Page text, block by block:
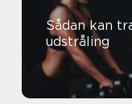
Sådan kan
udstråling